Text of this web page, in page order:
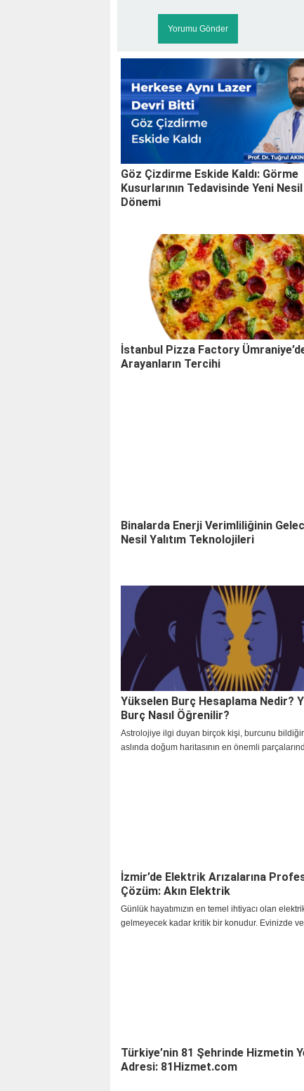
Göz Çizdirme Eskide Kaldı: Görme
Kusurlarının Tedavisinde Yeni
Dönemi
İstanbul Pizza Factory
Arayanların Tercihi
Binalarda Enerji Verimliliğinin
Nesil Yalıtım Teknolojileri
Yükselen Burç Hesaplama Nedir?
Burç Nasıl Öğrenilir?
Astrolojiye ilgi duyan birçok kişi, burcunu
aslında doğum haritasının en önemli
İzmir’de Elektrik Arızalarına
Çözüm: Akın Elektrik
Günlük hayatımızın en temel ihtiyacı olan
gelmeyecek kadar kritik bir konudur. Evinizde
Türkiye’nin 81 Şehrinde Hizmetin
Adresi: 81Hizmet.com